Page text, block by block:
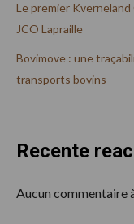
Le premier
JCO Lapraille
Bovimove : une
transports bovins
Recente
Aucun commentaire